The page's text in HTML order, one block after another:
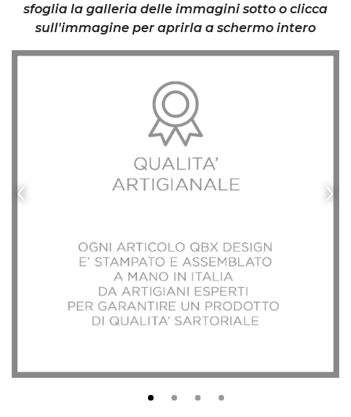
sfoglia la galleria delle immagini sotto o clicca
sull'immagine per aprirla a schermo intero
‹ ›